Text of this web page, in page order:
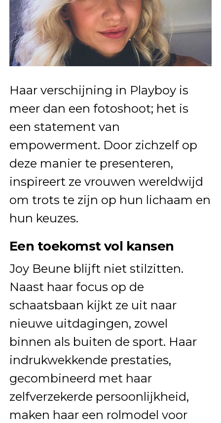
Haar verschijning in Playboy is
meer dan een fotoshoot; het is
een statement van
empowerment. Door zichzelf op
deze manier te presenteren,
inspireert ze vrouwen wereldwijd
om trots te zijn op hun lichaam en
hun keuzes.
Een toekomst vol kansen
Joy Beune blijft niet stilzitten.
Naast haar focus op de
schaatsbaan kijkt ze uit naar
nieuwe uitdagingen, zowel
binnen als buiten de sport. Haar
indrukwekkende prestaties,
gecombineerd met haar
zelfverzekerde persoonlijkheid,
maken haar een rolmodel voor